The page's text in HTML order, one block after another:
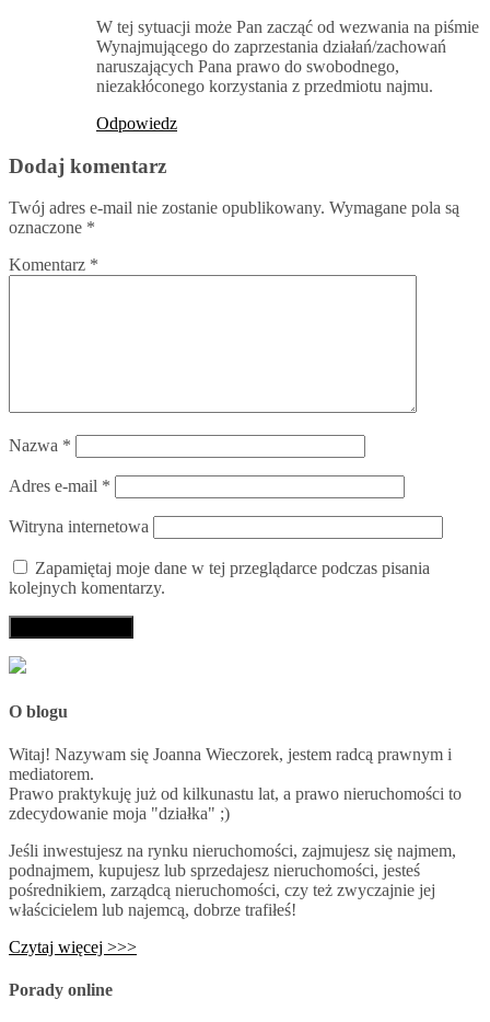
W tej sytuacji może Pan zacząć od wezwania na piśmie
Wynajmującego do zaprzestania działań/zachowań
naruszających Pana prawo do swobodnego,
niezakłóconego korzystania z przedmiotu najmu.
Odpowiedz
Dodaj komentarz
Twój adres e-mail nie zostanie opublikowany. Wymagane pola są
oznaczone *
Komentarz *
Nazwa *
Adres e-mail *
Witryna internetowa
Zapamiętaj moje dane w tej przeglądarce podczas pisania
kolejnych komentarzy.
O blogu
Witaj! Nazywam się Joanna Wieczorek, jestem radcą prawnym i
mediatorem.
Prawo praktykuję już od kilkunastu lat, a prawo nieruchomości to
zdecydowanie moja "działka" ;)
Jeśli inwestujesz na rynku nieruchomości, zajmujesz się najmem,
podnajmem, kupujesz lub sprzedajesz nieruchomości, jesteś
pośrednikiem, zarządcą nieruchomości, czy też zwyczajnie jej
właścicielem lub najemcą, dobrze trafiłeś!
Czytaj więcej >>>
Porady online